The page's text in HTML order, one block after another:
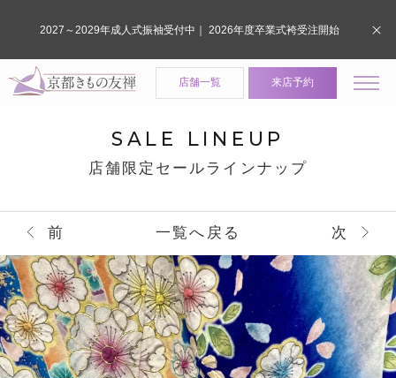
店舗一覧 来店予約
SALE LINEUP
店舗限定セールラインナップ
前 一覧へ戻る 次
2027～2029年成人式振袖受付中｜ 2026年度卒業式袴受注開始